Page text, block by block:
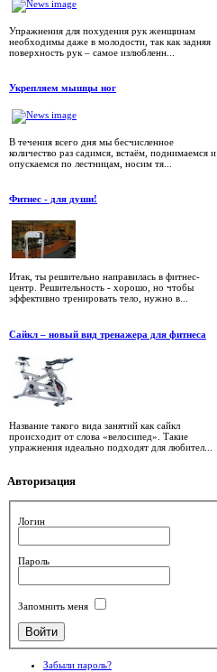
Упражнения для похудения рук женщинам
необходимы даже в молодости, так как задняя
поверхность рук – самое излюбленн...
Укрепляем мышцы ног
В течения всего дня мы бесчисленное
количество раз садимся, встаём, поднимаемся и
опускаемся по лестницам, носим тя...
Фитнес - для души!
Итак, ты решительно направилась в фитнес-
центр. Решительность - хорошо, но чтобы
эффективно тренировать тело, нужно в...
Сайкл – новый вид тренажера для фитнеса
Название такого вида занятий как сайкл
происходит от слова «велосипед». Такие
упражнения идеально подходят для любител...
Авторизация
Логин
Пароль
Запомнить меня
Забыли пароль?